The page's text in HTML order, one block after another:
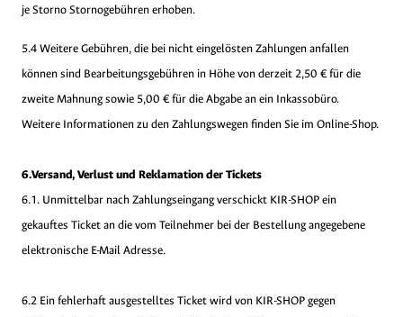
je Storno Stornogebühren erhoben.
5.4 Weitere Gebühren, die bei nicht eingelösten Zahlungen anfallen
können sind Bearbeitungsgebühren in Höhe von derzeit 2,50 € für die
zweite Mahnung sowie 5,00 € für die Abgabe an ein Inkassobüro.
Weitere Informationen zu den Zahlungswegen finden Sie im Online-Shop.
6.Versand, Verlust und Reklamation der Tickets
6.1. Unmittelbar nach Zahlungseingang verschickt KIR-SHOP ein
gekauftes Ticket an die vom Teilnehmer bei der Bestellung angegebene
elektronische E-Mail Adresse.
6.2 Ein fehlerhaft ausgestelltes Ticket wird von KIR-SHOP gegen